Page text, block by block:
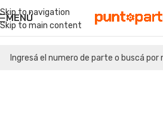
Skip to navigation
Skip to main content
MENÚ